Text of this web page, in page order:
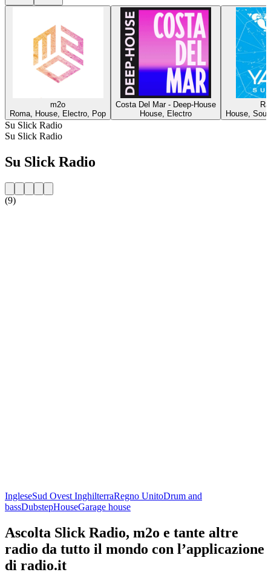
m2o
Roma, House, Electro, Pop
Costa Del Mar - Deep-House
House, Electro
House,
Su Slick Radio
Su Slick Radio
Su Slick Radio
(9)
IngleseSud Ovest InghilterraRegno UnitoDrum and
bassDubstepHouseGarage house
Ascolta Slick Radio, m2o e tante altre
radio da tutto il mondo con l’applicazione
di radio.it